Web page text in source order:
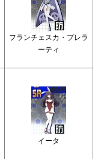
フランチェスカ・プレラ
ーティ
イータ